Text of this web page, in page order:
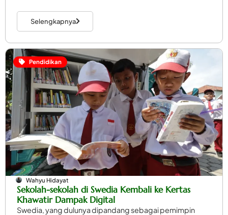
Selengkapnya
Pendidikan
Wahyu Hidayat
Sekolah-sekolah di Swedia Kembali ke Kertas
Khawatir Dampak Digital
Swedia, yang dulunya dipandang sebagai pemimpin